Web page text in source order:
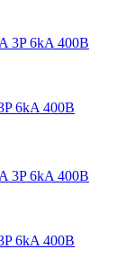
6kA 400В
6kA 400В